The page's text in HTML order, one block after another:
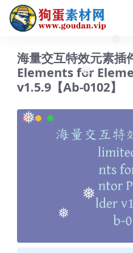
❅
❅
海量交互特效元素
Elements for
v1.5.9【Ab-0102】